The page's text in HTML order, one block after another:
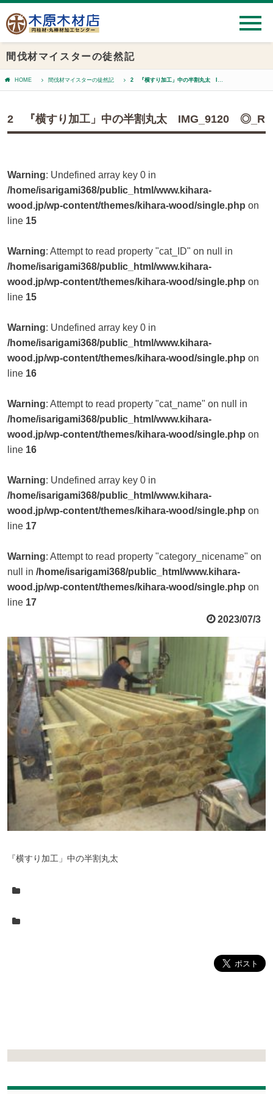
間伐材マイスターの徒然記
HOME 間伐材マイスターの徒然記 2 『横すり加工」中の半割丸太 IMG_9120 ◎_R
2 『横すり加工」中の半割丸太 IMG_9120 ◎_R
Warning: Undefined array key 0 in
/home/isarigami368/public_html/www.kihara-
wood.jp/wp-content/themes/kihara-wood/single.php on
line 15
Warning: Attempt to read property "cat_ID" on null in
/home/isarigami368/public_html/www.kihara-
wood.jp/wp-content/themes/kihara-wood/single.php on
line 15
Warning: Undefined array key 0 in
/home/isarigami368/public_html/www.kihara-
wood.jp/wp-content/themes/kihara-wood/single.php on
line 16
Warning: Attempt to read property "cat_name" on null in
/home/isarigami368/public_html/www.kihara-
wood.jp/wp-content/themes/kihara-wood/single.php on
line 16
Warning: Undefined array key 0 in
/home/isarigami368/public_html/www.kihara-
wood.jp/wp-content/themes/kihara-wood/single.php on
line 17
Warning: Attempt to read property "category_nicename" on
null in /home/isarigami368/public_html/www.kihara-
wood.jp/wp-content/themes/kihara-wood/single.php on
line 17
2023/07/3
『横すり加工」中の半割丸太